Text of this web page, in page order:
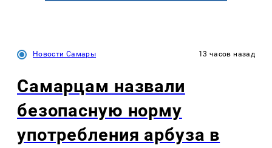
Новости Самары 13 часов назад
Самарцам назвали
безопасную норму
употребления арбуза в